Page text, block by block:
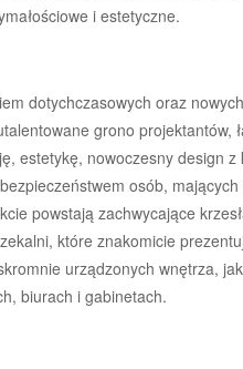
i estetyczne.
dotychczasowych oraz
grono projektantów,
estetykę, nowoczesny design z
osób,
powstają zachwycające
które znakomicie
urządzonych wnętrza,
biurach i gabinetach.